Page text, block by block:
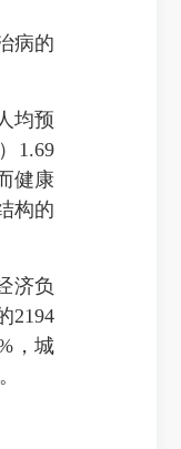
病的
均预
1.69
健康
构的
济负
2194
，城